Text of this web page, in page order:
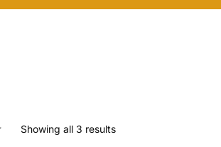
Showing all 3 results